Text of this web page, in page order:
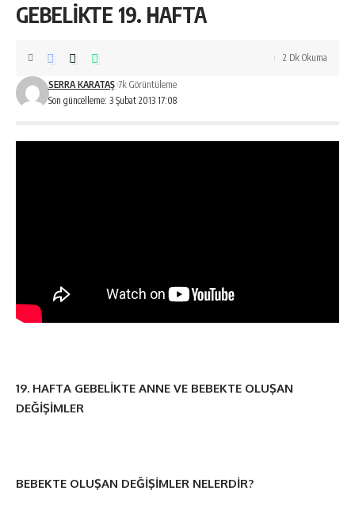
GEBELİKTE 19. HAFTA
Son güncelleme: 3 Şubat 2013 17:08
SERRA KARATAŞ 7k Görüntüleme
2 Dk Okuma
19. HAFTA GEBELİKTE ANNE VE BEBEKTE OLUŞAN
DEĞİŞİMLER
BEBEKTE OLUŞAN DEĞİŞİMLER NELERDİR?